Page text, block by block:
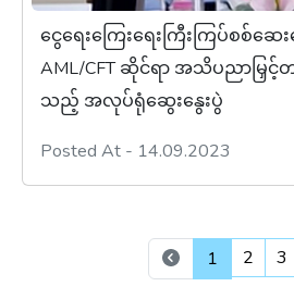
ငွေရေးကြေးရေးကြီးကြပ်စစ်ဆေး
AML/CFT ဆိုင်ရာ အသိပညာမြှင့်
သည့် အလုပ်ရုံဆွေးနွေးပွဲ
Posted At - 14.09.2023
1 2 3